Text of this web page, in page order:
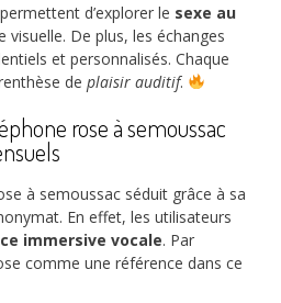
d’explorer le sexe au
visuelle. De plus, les échanges
et personnalisés. Chaque
de plaisir auditif.
rose à semoussac
à semoussac séduit grâce à sa
En effet, les utilisateurs
immersive vocale. Par
comme une référence dans ce